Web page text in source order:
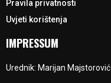
Pravila privatnosti
Uvjeti korištenja
IMPRESSUM
Urednik: Marijan Majstorović